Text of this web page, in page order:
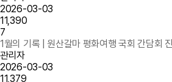
2026-03-03
11,390
7
1월의 기록 | 원산갈마 평화여행 국회 간담회
관리자
2026-03-03
11,379